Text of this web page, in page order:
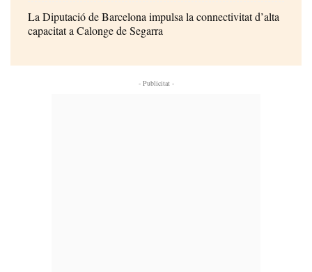
La Diputació de Barcelona impulsa la connectivitat d’alta
capacitat a Calonge de Segarra
- Publicitat -